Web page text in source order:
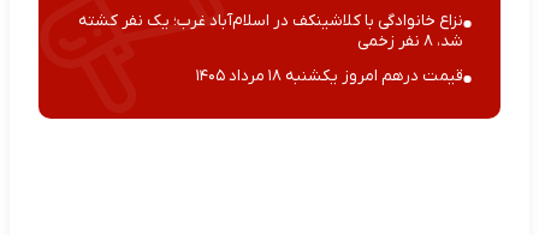
نزاع خانوادگی با کلاشینکف در اسلام‌آباد غرب؛ یک نفر کشته
شد، ۸ نفر زخمی
قیمت درهم امروز یکشنبه ۱۸ مرداد ۱۴۰۵